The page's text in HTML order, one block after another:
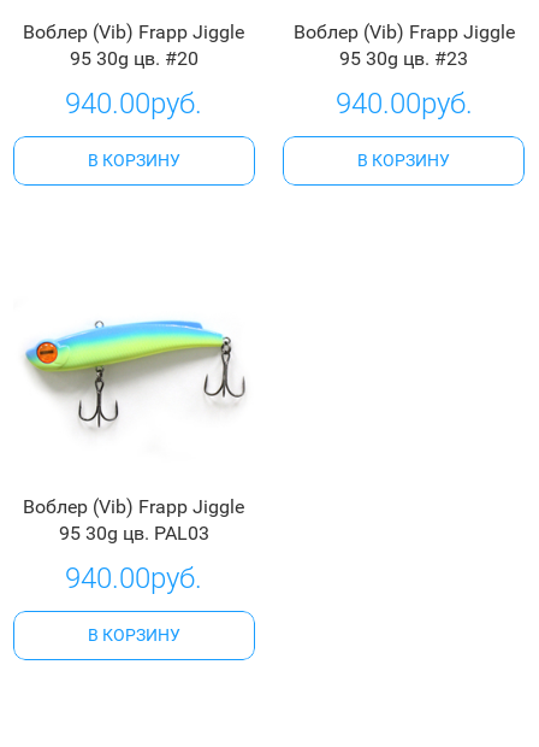
Воблер (Vib) Frapp Jiggle
95 30g цв. #20
940.00руб.
В КОРЗИНУ
Воблер (Vib) Frapp Jiggle
95 30g цв. #23
940.00руб.
В КОРЗИНУ
Воблер (Vib) Frapp Jiggle
95 30g цв. PAL03
940.00руб.
В КОРЗИНУ